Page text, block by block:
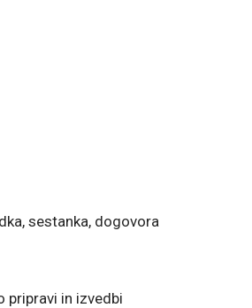
sestanka, dogovora
pripravi in izvedbi